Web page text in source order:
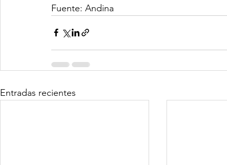
Fuente: Andina
Entradas recientes